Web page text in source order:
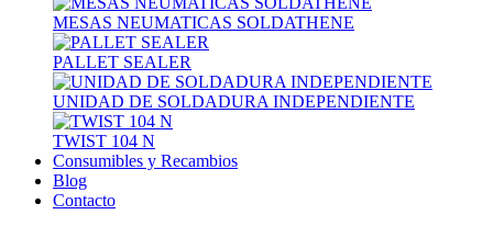
MESAS NEUMATICAS SOLDATHENE
PALLET SEALER
UNIDAD DE SOLDADURA INDEPENDIENTE
TWIST 104 N
Consumibles y Recambios
Blog
Contacto